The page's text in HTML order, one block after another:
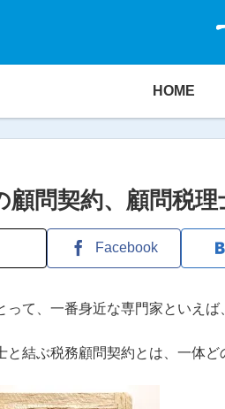
HOME
顧問契約、顧問税
Facebook
って、一番身近な専門家といえ
と結ぶ税務顧問契約とは、一体